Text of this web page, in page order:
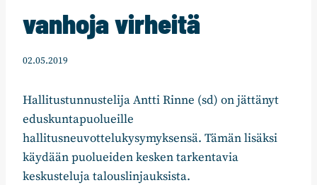
vanhoja virheitä
02.05.2019
Hallitustunnustelija Antti Rinne (sd) on jättänyt
eduskuntapuolueille
hallitusneuvottelukysymyksensä. Tämän lisäksi
käydään puolueiden kesken tarkentavia
keskusteluja talouslinjauksista.